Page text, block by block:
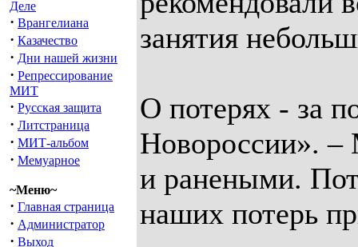
Деле
· Врангелиана
· Казачество
· Дни нашей жизни
· Репрессирование
МИТ
· Русская защита
· Литстраница
· МИТ-альбом
· Мемуарное
~Меню~
· Главная страница
· Администратор
· Выход
занятия
О потерях - за
Новороссии». –
и ранеными.
наших потерь